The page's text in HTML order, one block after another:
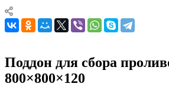
Поддон для сбора
800×800×120